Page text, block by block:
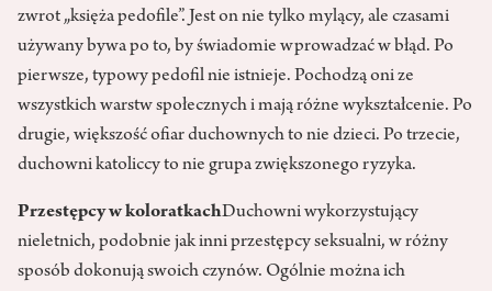
zwrot „księża pedofile”. Jest on nie tylko mylący, ale czasami
używany bywa po to, by świadomie wprowadzać w błąd. Po
pierwsze, typowy pedofil nie istnieje. Pochodzą oni ze
wszystkich warstw społecznych i mają różne wykształcenie. Po
drugie, większość ofiar duchownych to nie dzieci. Po trzecie,
duchowni katoliccy to nie grupa zwiększonego ryzyka.
Przestępcy w koloratkachDuchowni wykorzystujący
nieletnich, podobnie jak inni przestępcy seksualni, w różny
sposób dokonują swoich czynów. Ogólnie można ich